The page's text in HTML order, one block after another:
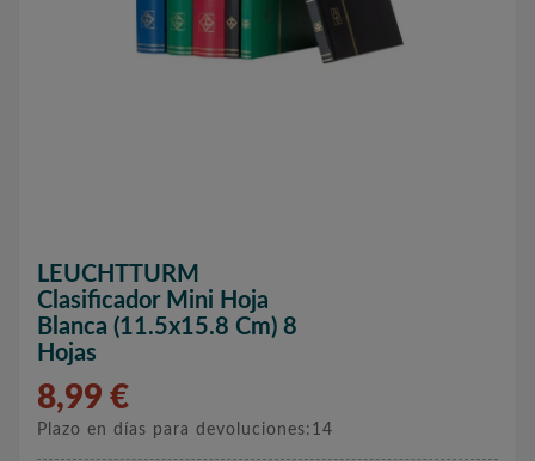
LEUCHTTURM
Clasificador Mini Hoja
Blanca (11.5x15.8 Cm) 8
Hojas
8,99 €
Plazo en días para devoluciones:14